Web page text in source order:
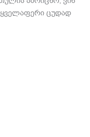
ცუდად